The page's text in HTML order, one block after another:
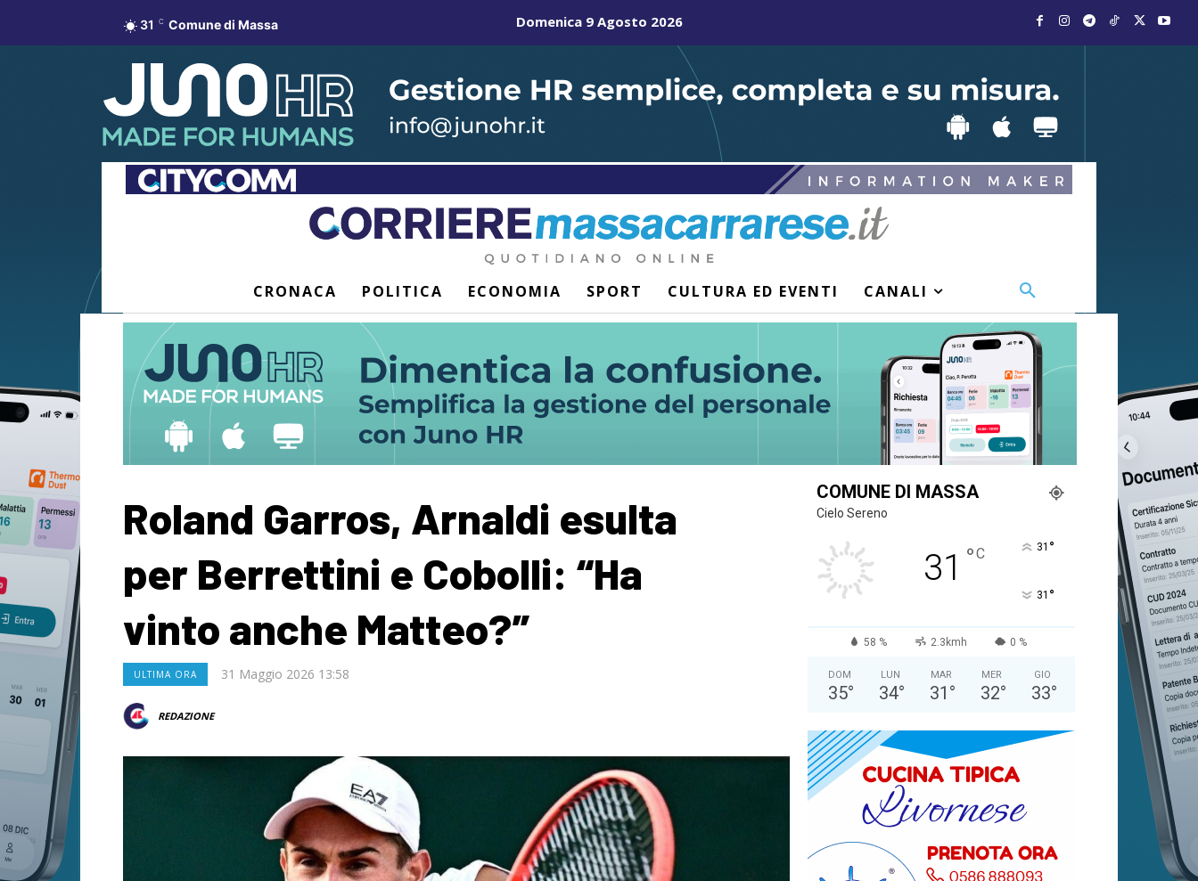
31 C Comune di Massa Domenica 9 Agosto 2026
CRONACA POLITICA ECONOMIA SPORT CULTURA ED EVENTI CANALI
Roland Garros, Arnaldi esulta
per Berrettini e Cobolli: “Ha
vinto anche Matteo?”
ULTIMA ORA 31 Maggio 2026 13:58
REDAZIONE
COMUNE DI MASSA
Cielo Sereno
31 °C 31 °
31 °
58 % 2.3kmh 0 %
DOM
35°
LUN
34°
MAR
31 °
MER
32°
GIO
33°